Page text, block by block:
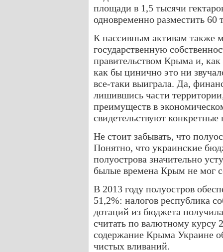
площади в 1,5 тысячи
одновременно разместить
К пассивным активам также
государственную
правительством Крыма и,
как бы цинично это ни
все-таки выиграла. Да,
лишившись части
преимуществ в
свидетельствуют
Не стоит забывать, что
Понятно, что украинские
полуострова значительно
былые времена Крым не мог
В 2013 году полуостров
51,2%: налогов республика
дотаций из бюджета
считать по валютному курсу
содержание Крыма Украине
чистых вливаний.